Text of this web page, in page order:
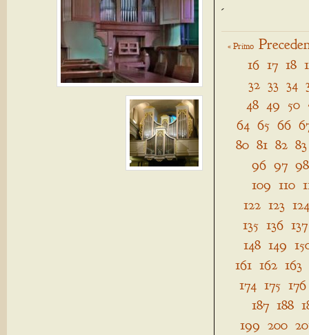
-
« Primo
16 17 18
32 33 34
48 49 50
64 65 66
80 81 82 83
96 97 98
109 110
122 123 124
135 136 137
148 149
161 162 163
174 175 176
187 188
199 200